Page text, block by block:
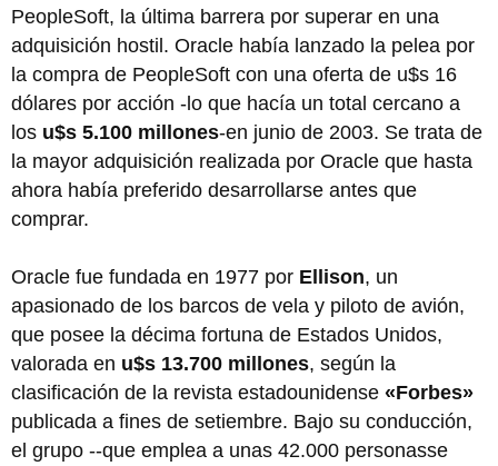
PeopleSoft, la última barrera por superar en una
adquisición hostil. Oracle había lanzado la pelea por
la compra de PeopleSoft con una oferta de u$s 16
dólares por acción -lo que hacía un total cercano a
los u$s 5.100 millones-en junio de 2003. Se trata de
la mayor adquisición realizada por Oracle que hasta
ahora había preferido desarrollarse antes que
comprar.
Oracle fue fundada en 1977 por Ellison, un
apasionado de los barcos de vela y piloto de avión,
que posee la décima fortuna de Estados Unidos,
valorada en u$s 13.700 millones, según la
clasificación de la revista estadounidense «Forbes»
publicada a fines de setiembre. Bajo su conducción,
el grupo --que emplea a unas 42.000 personasse